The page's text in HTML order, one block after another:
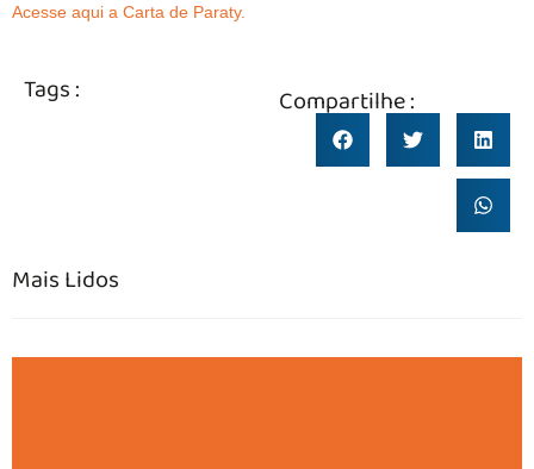
Acesse aqui a Carta de Paraty.
Tags : Compartilhe :
Mais Lidos